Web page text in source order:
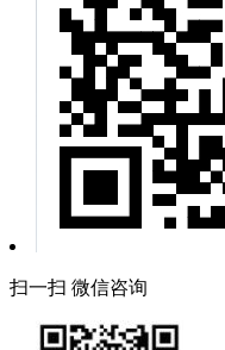
扫一扫 微信咨询